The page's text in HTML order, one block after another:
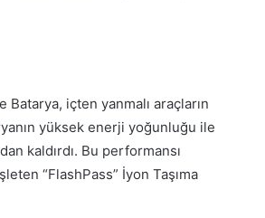
Batarya, içten yanmalı araçların
yüksek enerji yoğunluğu ile
kaldırdı. Bu performansı
“FlashPass” İyon Taşıma